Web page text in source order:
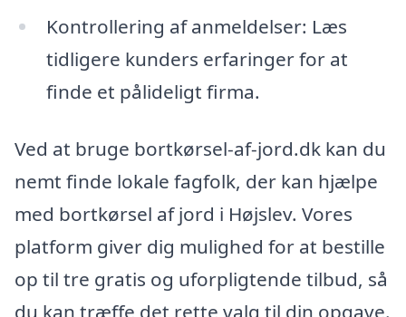
Kontrollering af anmeldelser: Læs
tidligere kunders erfaringer for at
finde et pålideligt firma.
Ved at bruge bortkørsel-af-jord.dk kan du
nemt finde lokale fagfolk, der kan hjælpe
med bortkørsel af jord i Højslev. Vores
platform giver dig mulighed for at bestille
op til tre gratis og uforpligtende tilbud, så
du kan træffe det rette valg til din opgave.